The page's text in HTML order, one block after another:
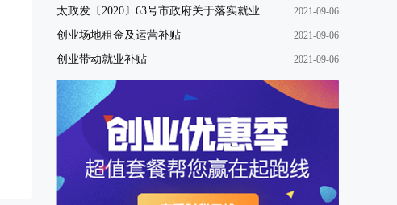
2021-09-06
创业场地租金及运营补贴 2021-09-06
创业带动就业补贴 2021-09-06